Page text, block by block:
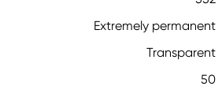
Extremely permanent
Transparent
50